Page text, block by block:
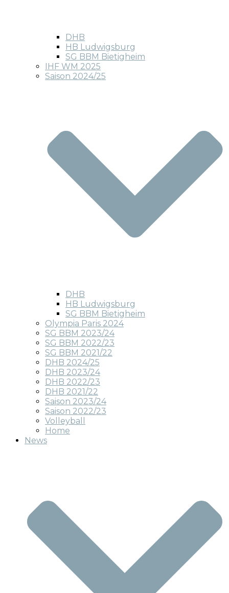
DHB
HB Ludwigsburg
SG BBM Bietigheim
IHF WM 2025
Saison 2024/25
DHB
HB Ludwigsburg
SG BBM Bietigheim
Olympia Paris 2024
SG BBM 2023/24
SG BBM 2022/23
SG BBM 2021/22
DHB 2024/25
DHB 2023/24
DHB 2022/23
DHB 2021/22
Saison 2023/24
Saison 2022/23
Volleyball
Home
News